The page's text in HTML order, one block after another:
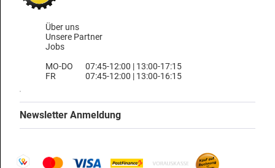
Über uns
Unsere Partner
Jobs
MO-DO
FR
07:45-12:00 | 13:00-17:15
07:45-12:00 | 13:00-16:15
Newsletter Anmeldung